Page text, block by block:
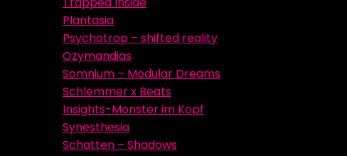
Plantasia
Psychotrop – shifted reality
Ozymandias
Somnium – Modular Dreams
Schlemmer x Beats
Insights-Monster im Kopf
Synesthesia
Schatten – Shadows